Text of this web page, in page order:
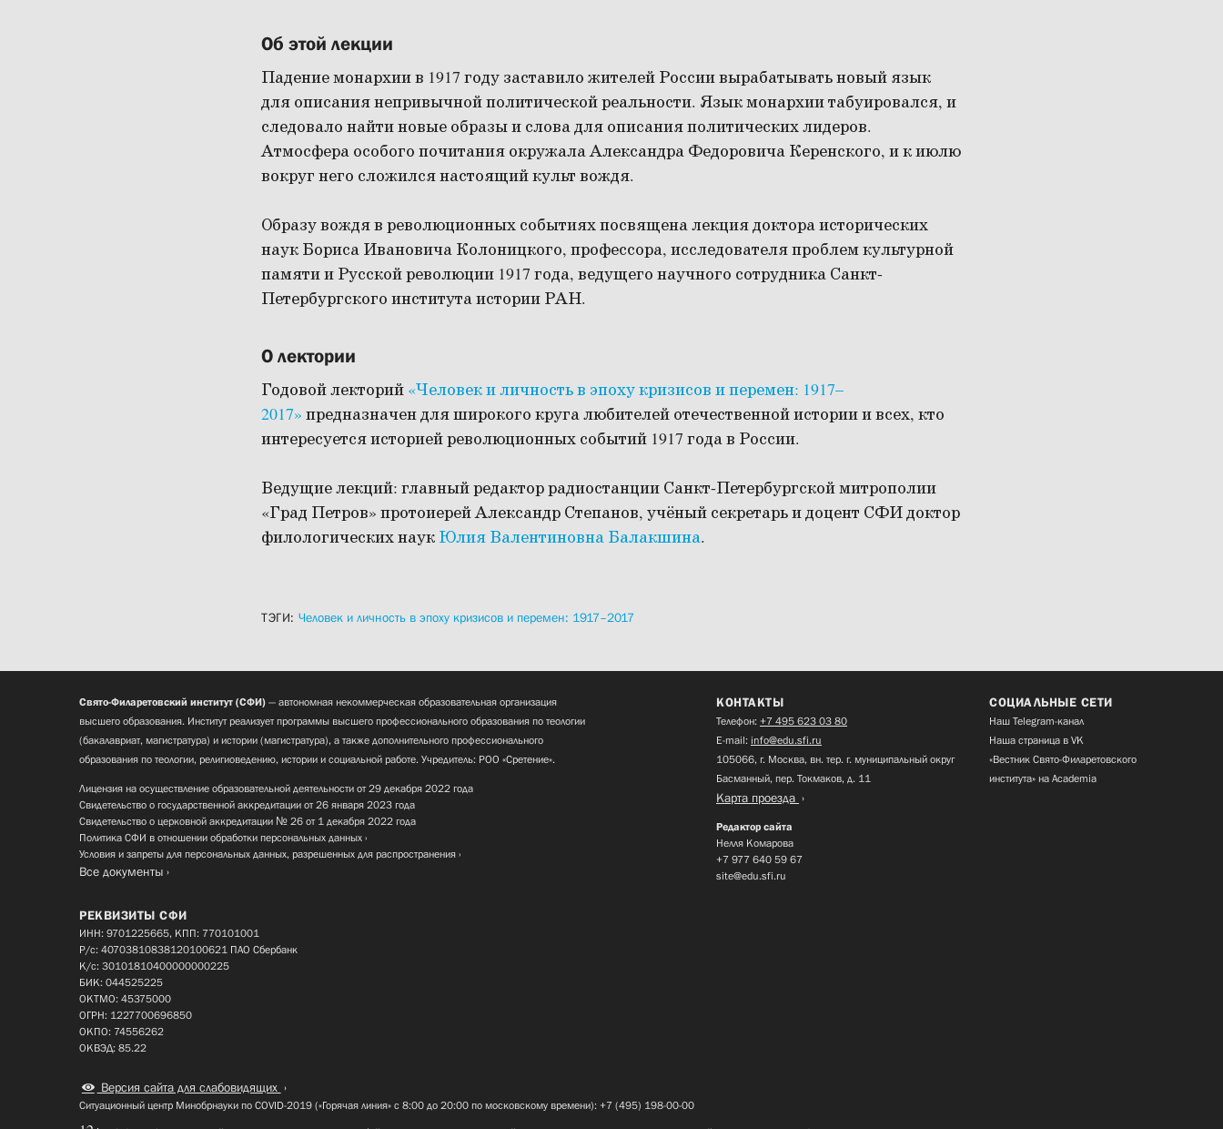
Об этой лекции
Падение монархии в 1917 году заставило жителей России вырабатывать новый язык
для описания непривычной политической реальности. Язык монархии табуировался, и
следовало найти новые образы и слова для описания политических лидеров.
Атмосфера особого почитания окружала Александра Федоровича Керенского, и к июлю
вокруг него сложился настоящий культ вождя.
Образу вождя в революционных событиях посвящена лекция доктора исторических
наук Бориса Ивановича Колоницкого, профессора, исследователя проблем культурной
памяти и Русской революции 1917 года, ведущего научного сотрудника Санкт-
Петербургского института истории РАН.
О лектории
Годовой лекторий «Человек и личность в эпоху кризисов и перемен: 1917–
2017» предназначен для широкого круга любителей отечественной истории и всех, кто
интересуется историей революционных событий 1917 года в России.
Ведущие лекций: главный редактор радиостанции Санкт-Петербургской митрополии
«Град Петров» протоиерей Александр Степанов, учёный секретарь и доцент СФИ доктор
филологических наук Юлия Валентиновна Балакшина.
ТЭГИ: Человек и личность в эпоху кризисов и перемен: 1917–2017
Свято-Филаретовский институт (СФИ) — автономная некоммерческая образовательная организация
высшего образования. Институт реализует программы высшего профессионального образования по теологии
(бакалавриат, магистратура) и истории (магистратура), а также дополнительного профессионального
образования по теологии, религиоведению, истории и социальной работе. Учредитель: РОО «Сретение».
Лицензия на осуществление образовательной деятельности от 29 декабря 2022 года
Свидетельство о государственной аккредитации от 26 января 2023 года
Свидетельство о церковной аккредитации № 26 от 1 декабря 2022 года
Политика СФИ в отношении обработки персональных данных
Условия и запреты для персональных данных, разрешенных для распространения
Все документы
КОНТАКТЫ
Телефон: +7 495 623 03 80
E-mail: info@edu.sfi.ru
105066, г. Москва, вн. тер. г. муниципальный округ
Басманный, пер. Токмаков, д. 11
Карта проезда
Редактор сайта
Нелля Комарова
+7 977 640 59 67
site@edu.sfi.ru
СОЦИАЛЬНЫЕ СЕТИ
Наш Telegram-канал
Наша страница в VK
«Вестник Свято-Филаретовского
института» на Academia
РЕКВИЗИТЫ СФИ
ИНН: 9701225665, КПП: 770101001
Р/с: 40703810838120100621 ПАО Сбербанк
К/с: 30101810400000000225
БИК: 044525225
ОКТМО: 45375000
ОГРН: 1227700696850
ОКПО: 74556262
ОКВЭД: 85.22
Версия сайта для слабовидящих
Ситуационный центр Минобрнауки по COVID-2019 («Горячая линия» с 8:00 до 20:00 по московскому времени): +7 (495) 198-00-00